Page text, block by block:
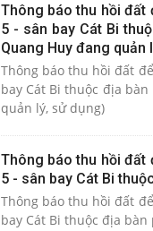
Thông báo thu hồi đất
5 - sân bay Cát Bi
Quang Huy đang quản
Thông báo thu hồi đất
bay Cát Bi thuộc địa
quản lý, sử dụng)
Thông báo thu hồi đất
5 - sân bay Cát Bi
Thông báo thu hồi đất
bay Cát Bi thuộc địa